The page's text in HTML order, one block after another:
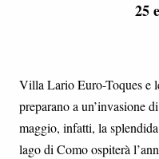
25
Villa Lario Euro-Toques e
preparano a un’invasione
maggio, infatti, la
lago di Como ospiterà